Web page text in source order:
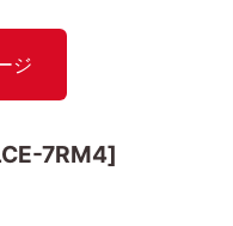
ジ
7RM4]